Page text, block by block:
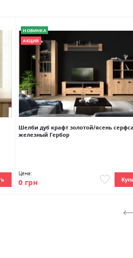
НОВИНКА
АКЦИЯ
Шелби дуб крафт золотой/ясень
железный Гербор
Цена:
0 грн